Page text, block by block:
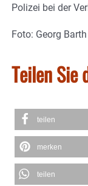
Polizei bei der
Foto: Georg Barth
Teilen Sie
teilen
merken
teilen